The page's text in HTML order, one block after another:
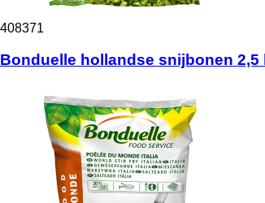
408371
Bonduelle hollandse snijbonen 2,5